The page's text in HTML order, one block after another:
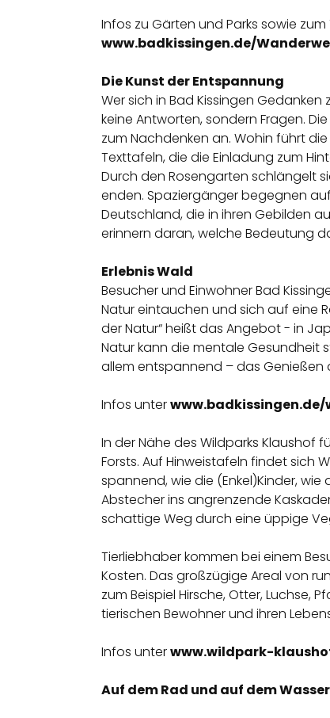
Infos zu Gärten und Parks sowie
www.badkissingen.de/
Die Kunst der Entspannung
Wer sich in Bad Kissingen
keine Antworten, sondern Fragen.
zum Nachdenken an. Wohin führt
Texttafeln, die die Einladung zum
Durch den Rosengarten schlängelt
enden. Spaziergänger begegnen
Deutschland, die in ihren Gebilden
erinnern daran, welche Bedeutung
Erlebnis Wald
Besucher und Einwohner Bad
Natur eintauchen und sich auf eine
der Natur“ heißt das Angebot - in
Natur kann die mentale Gesundheit
allem entspannend – das Genießen
Infos unter
In der Nähe des Wildparks Klaushof
Forsts. Auf Hinweistafeln findet sich
spannend, wie die (Enkel)Kinder,
Abstecher ins angrenzende
schattige Weg durch eine üppige
Tierliebhaber kommen bei einem
Kosten. Das großzügige Areal von
zum Beispiel Hirsche, Otter, Luchse,
tierischen Bewohner und ihren
Infos unterwww.wildpark-
Auf dem Rad und auf dem Wasser